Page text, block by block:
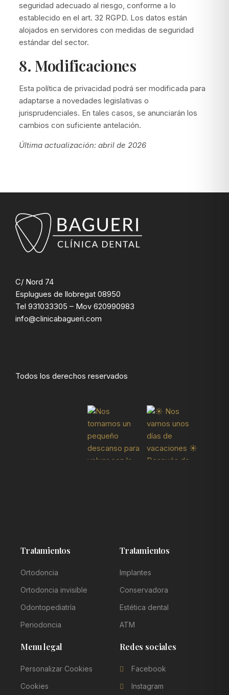
seguridad adecuado al riesgo, conforme a lo
establecido en el art. 32 RGPD. Los datos están
alojados en servidores con medidas de seguridad
estándar del sector.
8. Modificaciones
Esta política de privacidad podrá ser modificada para
adaptarse a novedades legislativas o
jurisprudenciales. En tales casos, se anunciarán los
cambios con suficiente antelación.
Última actualización: abril de 2026
C/ Nord 74
Esplugues de llobregat 08950
Tel 931033305 – Mov 620990983
info@clinicabagueri.com
Todos los derechos reservados
Tratamientos
Ortodoncia
Ortodoncia invisible
Odontopediatría
Periodoncia
Tratamientos
Implantes
Conservadora
Estética dental
ATM
Menu legal
Personalizar Cookies
Cookies
Redes sociales
Facebook
Instagram